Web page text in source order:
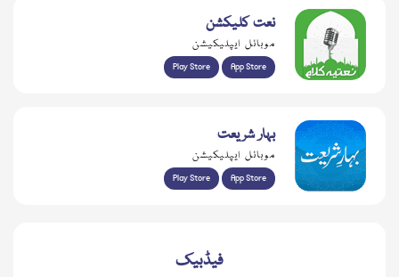
نعت کلیکشن
موبائل ایپلیکیشن
Play Store App Store
بہار شریعت
موبائل ایپلیکیشن
Play Store App Store
فیڈبیک